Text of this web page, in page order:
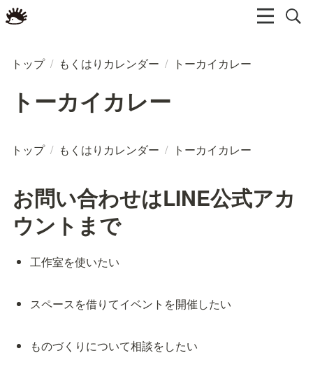
トップ / もくはりカレンダー / トーカイカレー
トーカイカレー
トップ / もくはりカレンダー / トーカイカレー
お問い合わせはLINE公式アカ
ウントまで
工作室を使いたい
スペースを借りてイベントを開催したい
ものづくりについて相談をしたい